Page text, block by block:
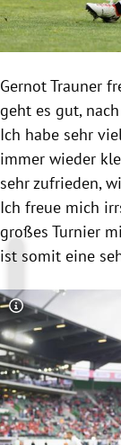
Gernot Trauner
geht es gut,
Ich habe sehr
immer wieder
sehr zufrieden,
Ich freue mich
großes Turnier
ist somit eine
Copyright-